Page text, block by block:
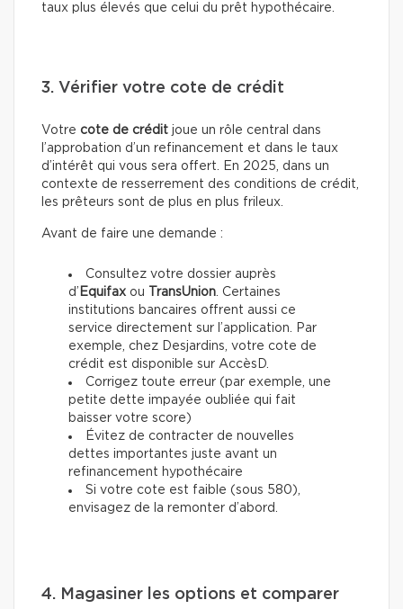
taux plus élevés que celui du prêt hypothécaire.
3. Vérifier votre cote de crédit
Votre cote de crédit joue un rôle central dans
l’approbation d’un refinancement et dans le taux
d’intérêt qui vous sera offert. En 2025, dans un
contexte de resserrement des conditions de crédit,
les prêteurs sont de plus en plus frileux.
Avant de faire une demande :
Consultez votre dossier auprès
d’ Equifax ou TransUnion. Certaines
institutions bancaires offrent aussi ce
service directement sur l’application. Par
exemple, chez Desjardins, votre cote de
crédit est disponible sur AccèsD.
Corrigez toute erreur (par exemple, une
petite dette impayée oubliée qui fait
baisser votre score)
Évitez de contracter de nouvelles
dettes importantes juste avant un
refinancement hypothécaire
Si votre cote est faible (sous 580),
envisagez de la remonter d’abord.
4. Magasiner les options et comparer